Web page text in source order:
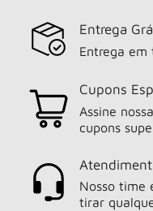
Entrega
Entrega
Cupons
Assine
cupons
Nosso time
tirar